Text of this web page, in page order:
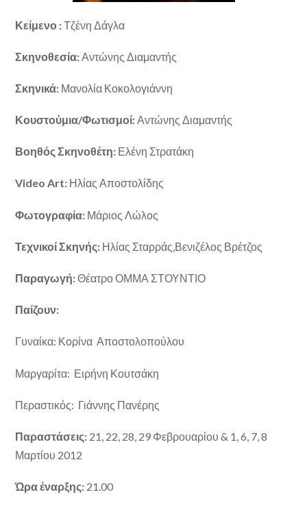
Κείμενο :Τζένη Δάγλα
Σκηνοθεσία: Αντώνης Διαμαντής
Σκηνικά: Μανολία Κοκολογιάννη
Κουστούμια/Φωτισμοί:Αντώνης Διαμαντής
Βοηθός Σκηνοθέτη: Ελένη Στρατάκη
Video Art: Ηλίας Αποστολίδης
Φωτογραφία: Μάριος Λώλος
Τεχνικοί Σκηνής: Ηλίας Σταρράς,Βενιζέλος Βρέτζος
Παραγωγή:Θέατρο ΟΜΜΑ ΣΤΟΥΝΤΙΟ
Παίζουν:
Γυναίκα: Κορίνα Αποστολοπούλου
Μαργαρίτα: Ειρήνη Κουτσάκη
Περαστικός: Γιάννης Πανέρης
Παραστάσεις: 21, 22, 28, 29 Φεβρουαρίου & 1, 6, 7, 8
Μαρτίου 2012
Ώρα έναρξης: 21.00